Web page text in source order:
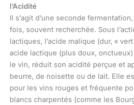
l’Acidité
Il s’agit d’une seconde
fois, souvent recherchée. Sous
lactiques, l’acide malique (dur, «
acide lactique (plus doux,
le vin, réduit son acidité perçue et
beurre, de noisette ou de lait. Elle
pour les vins rouges et fréquente
blancs charpentés (comme les